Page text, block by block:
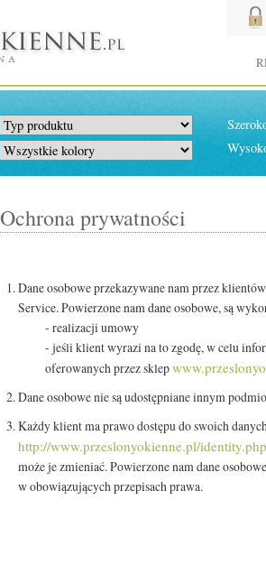
Ochrona prywatności
Dane osobowe przekazywane nam przez
Service. Powierzone nam dane osobowe, są
- realizacji umowy
- jeśli klient wyrazi na to zgodę, w celu
oferowanych przez sklep
Dane osobowe nie są udostępniane innym
Każdy klient ma prawo dostępu do swoich
http://www.przeslonyokienne.pl/identity.php
może je zmieniać. Powierzone nam dane
w obowiązujących przepisach prawa.